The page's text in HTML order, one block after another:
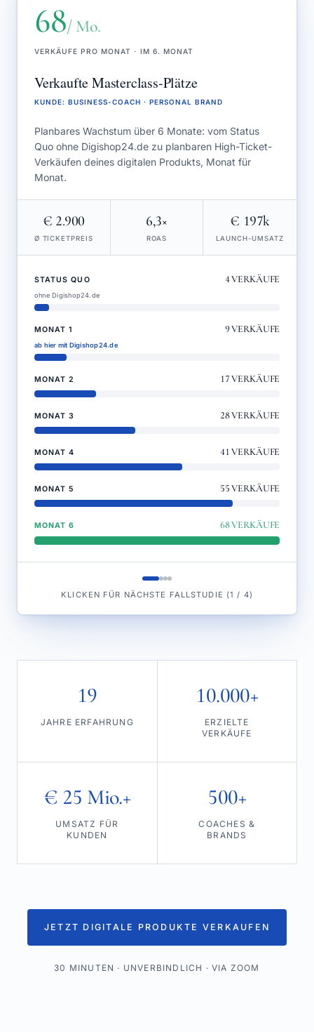
68/ Mo.
VERKÄUFE PRO MONAT · IM 6. MONAT
Verkaufte Masterclass-Plätze
KUNDE: BUSINESS-COACH · PERSONAL BRAND
Planbares Wachstum über 6 Monate: vom Status
Quo ohne Digishop24.de zu planbaren High-Ticket-
Verkäufen deines digitalen Produkts, Monat für
Monat.
€ 2.900
Ø TICKETPREIS
6,3×
ROAS
€ 197k
LAUNCH-UMSATZ
STATUS QUO 4VERKÄUFE
ohne Digishop24.de
MONAT 1 9VERKÄUFE
ab hier mit Digishop24.de
MONAT 2 17VERKÄUFE
MONAT 3 28VERKÄUFE
MONAT 4 41VERKÄUFE
MONAT 5 55VERKÄUFE
MONAT 6 68VERKÄUFE
KLICKEN FÜR NÄCHSTE FALLSTUDIE (1 / 4)
19
JAHRE ERFAHRUNG
10.000+
ERZIELTE
VERKÄUFE
€ 25 Mio.+
UMSATZ FÜR
KUNDEN
500+
COACHES &
BRANDS
JETZT DIGITALE PRODUKTE VERKAUFEN
30 MINUTEN · UNVERBINDLICH · VIA ZOOM